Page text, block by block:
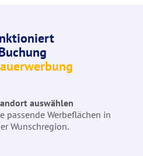
auswählen
passende Werbeflächen in
Wunschregion.